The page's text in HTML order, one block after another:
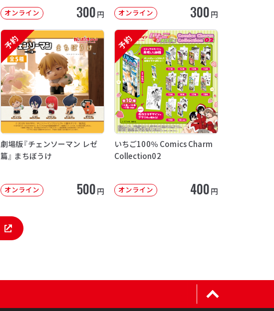
オンライン 300円 オンライン 300円
予約
劇場版『チェンソーマン レゼ
篇』 まちぼうけ
オンライン 500円
予約
いちご100％ Comics Charm
Collection02
オンライン 400円